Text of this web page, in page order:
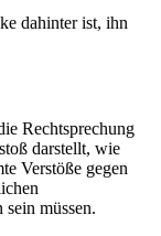
dahinter ist, ihn
Rechtsprechung
darstellt, wie
Verstöße gegen
müssen.